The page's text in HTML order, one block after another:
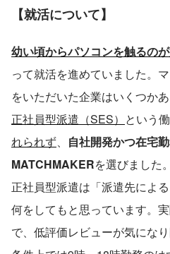
【就活について】
幼い頃からパソコンを触るの
って就活を進めていました。
をいただいた企業はいくつかあ
正社員型派遣（SES） という
れられず、 自社開発かつ在宅
MATCHMAKERを選びました。
正社員型派遣は「派遣先によ
何をしてもと思っています。
で、低評価レビューが気にな